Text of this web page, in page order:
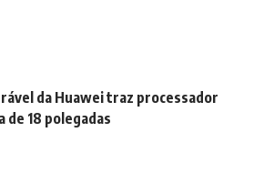
da Huawei traz processador
de 18 polegadas